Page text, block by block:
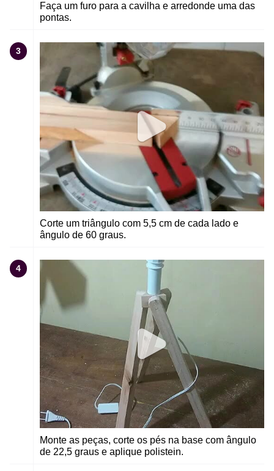
Faça um furo para a cavilha e arredonde uma das
pontas.
3
Corte um triângulo com 5,5 cm de cada lado e
ângulo de 60 graus.
4
Monte as peças, corte os pés na base com ângulo
de 22,5 graus e aplique polistein.